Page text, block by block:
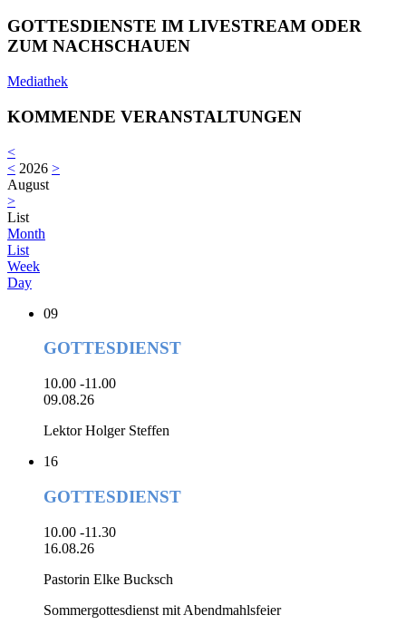
GOTTESDIENSTE IM LIVESTREAM ODER
ZUM NACHSCHAUEN
Mediathek
KOMMENDE VERANSTALTUNGEN
<
< 2026 >
August
>
List
Month
List
Week
Day
09
GOTTESDIENST
10.00 -11.00
09.08.26
Lektor Holger Steffen
16
GOTTESDIENST
10.00 -11.30
16.08.26
Pastorin Elke Bucksch
Sommergottesdienst mit Abendmahlsfeier